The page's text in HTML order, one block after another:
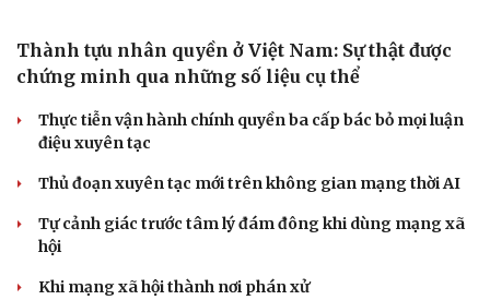
NHẬN DIỆN SỰ THẬT
Thành tựu nhân quyền ở Việt Nam: Sự thật được
điệu xuyên tạc